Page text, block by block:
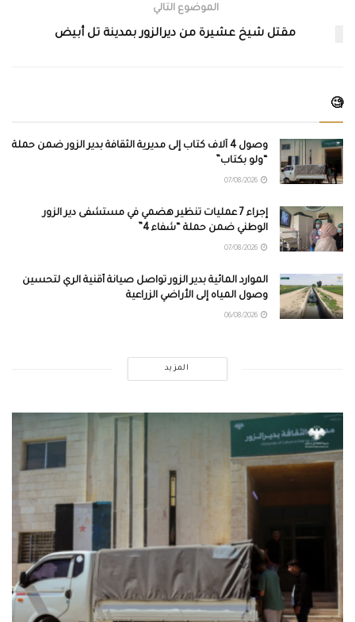
الموضوع التالي
مقتل شيخ عشيرة من ديرالزور بمدينة تل أبيض
🧐
وصول 4 آلاف كتاب إلى مديرية الثقافة بدير الزور ضمن حملة
“ولو بكتاب”
إجراء 7 عمليات تنظير هضمي في مستشفى دير الزور
الوطني ضمن حملة “شفاء 4”
الموارد المائية بدير الزور تواصل صيانة أقنية الري لتحسين
وصول المياه إلى الأراضي الزراعية
المزيد